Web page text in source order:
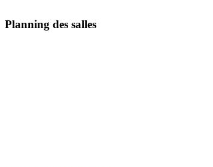
Planning des salles